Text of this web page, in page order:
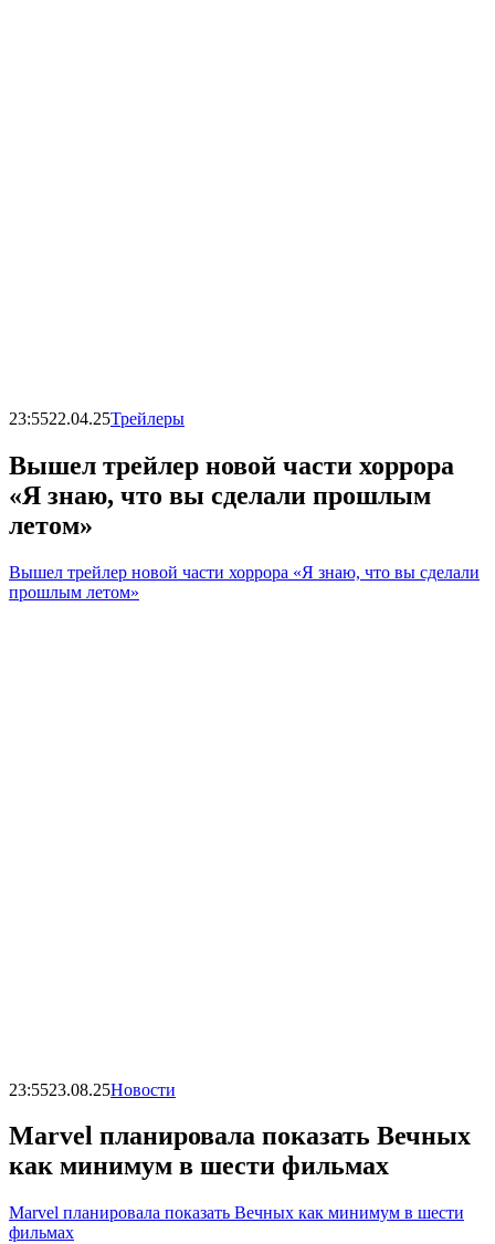
23:5522.04.25Трейлеры
Вышел трейлер новой части хоррора
«Я знаю, что вы сделали прошлым
летом»
Вышел трейлер новой части хоррора «Я знаю, что вы сделали
прошлым летом»
23:5523.08.25Новости
Marvel планировала показать Вечных
как минимум в шести фильмах
Marvel планировала показать Вечных как минимум в шести
фильмах